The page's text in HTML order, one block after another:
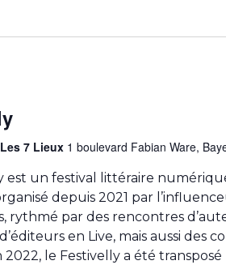
o
e
7 Lieux 1 boulevard Fabian Ware,
est un festival littéraire
depuis 2021 par
rythmé par des rencontres
en Live, mais aussi des
2022, le Festivelly a été transposé